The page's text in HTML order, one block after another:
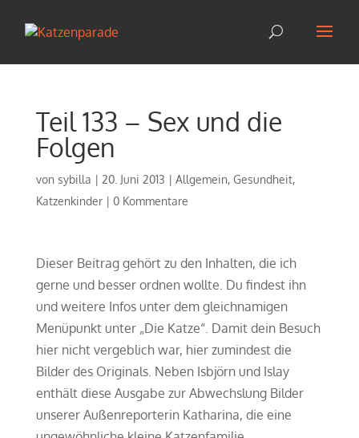
Teil 133 – Sex und die
Folgen
von sybilla | 20. Juni 2013 | Allgemein, Gesundheit,
Katzenkinder| 0 Kommentare
Dieser Beitrag gehört zu den Inhalten, die ich
gerne und besser ordnen wollte. Du findest ihn
und weitere Infos unter dem gleichnamigen
Menüpunkt unter „Die Katze“. Damit dein Besuch
hier nicht vergeblich war, hier zumindest die
Bilder des Originals. Neben Isbjörn und Islay
enthält diese Ausgabe zur Abwechslung Bilder
unserer Außenreporterin Katharina, die eine